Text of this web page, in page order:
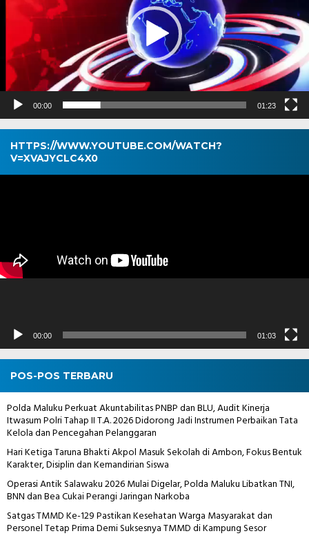
00:00 01:23
HTTPS://WWW.YOUTUBE.COM/WATCH?
V=XVAJYCLC4X0
Pemutar
00:00 01:03
POS-POS TERBARU
Polda Maluku Perkuat Akuntabilitas PNBP dan BLU, Audit Kinerja
Itwasum Polri Tahap II T.A. 2026 Didorong Jadi Instrumen Perbaikan Tata
Kelola dan Pencegahan Pelanggaran
Hari Ketiga Taruna Bhakti Akpol Masuk Sekolah di Ambon, Fokus Bentuk
Karakter, Disiplin dan Kemandirian Siswa
Operasi Antik Salawaku 2026 Mulai Digelar, Polda Maluku Libatkan TNI,
BNN dan Bea Cukai Perangi Jaringan Narkoba
Satgas TMMD Ke-129 Pastikan Kesehatan Warga Masyarakat dan
Personel Tetap Prima Demi Suksesnya TMMD di Kampung Sesor